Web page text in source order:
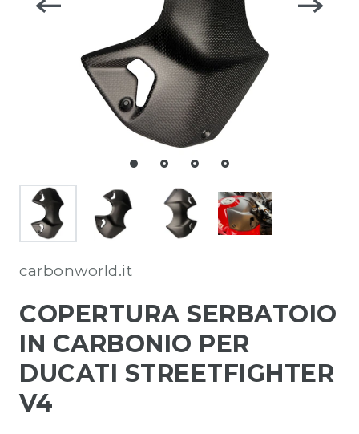
carbonworld.it
COPERTURA SERBATOIO
IN CARBONIO PER
DUCATI STREETFIGHTER
V4